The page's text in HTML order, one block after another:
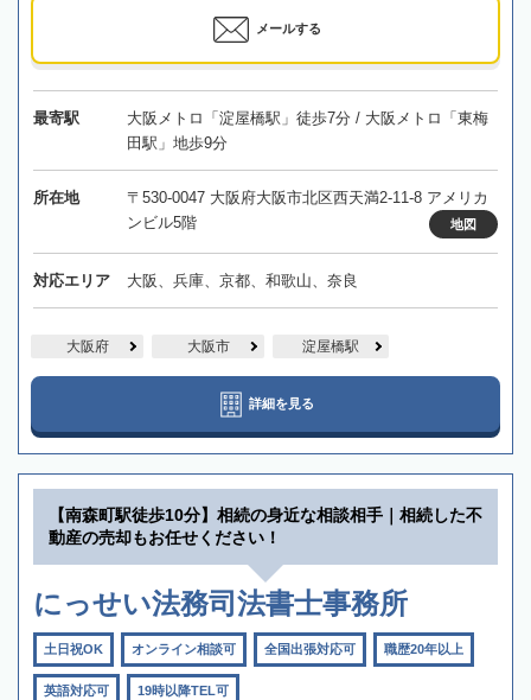
メールする
最寄駅
大阪メトロ「淀屋橋駅」徒歩7分 / 大阪メトロ「東梅
田駅」地歩9分
所在地
〒530-0047 大阪府大阪市北区西天満2-11-8 アメリカ
ンビル5階
地図
対応エリア 大阪、兵庫、京都、和歌山、奈良
大阪府 大阪市 淀屋橋駅
詳細を見る
【南森町駅徒歩10分】相続の身近な相談相手｜相続した不
動産の売却もお任せください！
にっせい法務司法書士事務所
土日祝OK オンライン相談可 全国出張対応可 職歴20年以上
英語対応可 19時以降TEL可